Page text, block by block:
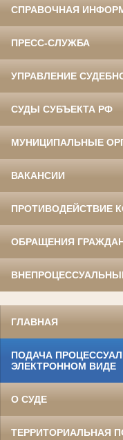
СПРАВОЧНАЯ
ПРЕСС-СЛУЖБА
УПРАВЛЕНИЕ
СУДЫ СУБЪЕКТА РФ
МУНИЦИПАЛЬНЫЕ
ВАКАНСИИ
ПРОТИВОДЕЙСТВИЕ
ОБРАЩЕНИЯ
ГЛАВНАЯ
ПОДАЧА
ЭЛЕКТРОННОМ ВИДЕ
О СУДЕ
ТЕРРИТОРИАЛЬНАЯ